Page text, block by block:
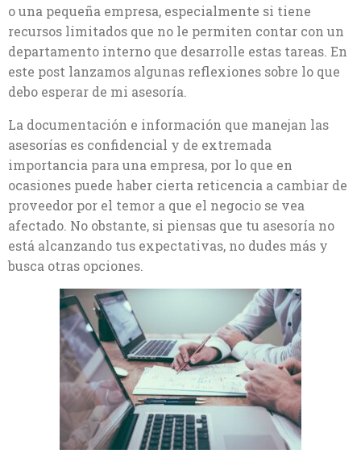
o una pequeña empresa, especialmente si tiene
recursos limitados que no le permiten contar con un
departamento interno que desarrolle estas tareas. En
este post lanzamos algunas reflexiones sobre lo que
debo esperar de mi asesoría.
La documentación e información que manejan las
asesorías es confidencial y de extremada
importancia para una empresa, por lo que en
ocasiones puede haber cierta reticencia a cambiar de
proveedor por el temor a que el negocio se vea
afectado. No obstante, si piensas que tu asesoría no
está alcanzando tus expectativas, no dudes más y
busca otras opciones.